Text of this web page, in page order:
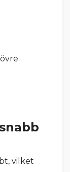
vilket